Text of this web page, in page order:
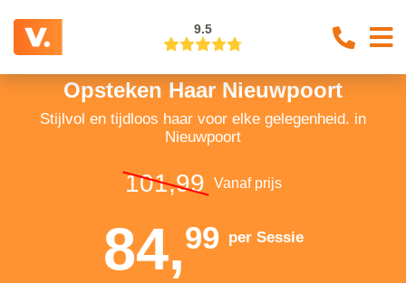
9.5
Opsteken Haar Nieuwpoort
Stijlvol en tijdloos haar voor elke gelegenheid. in
Nieuwpoort
101,99 Vanaf prijs
84,99per Sessie